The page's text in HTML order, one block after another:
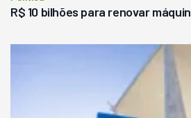
R$ 10 bilhões para renovar